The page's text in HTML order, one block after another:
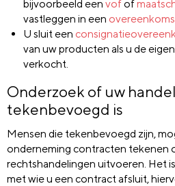
bijvoorbeeld een vofof
vastleggen in een
U sluit een
van uw producten als u de
verkocht.
Onderzoek of uw
tekenbevoegd is
Mensen die tekenbevoegd zijn,
onderneming contracten tekenen
rechtshandelingen uitvoeren. Het
met wie u een contract afsluit,